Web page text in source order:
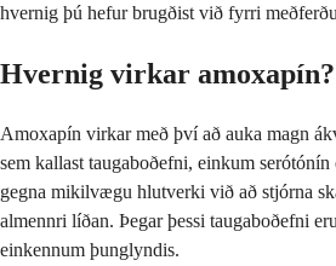
hvernig þú hefur brugðist við fyrri
Hvernig virkar amoxapín?
Amoxapín virkar með því að auka magn
sem kallast taugaboðefni, einkum
gegna mikilvægu hlutverki við að stjórna
almennri líðan. Þegar þessi taugaboðefni
einkennum þunglyndis.